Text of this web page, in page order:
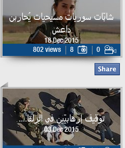
شابّات سوريات مسيحيات يُحاربن
داعش
18 Dec 2015
802 views
8 0
توقيف إرهابيّين في الزلقا....
03 Dec 2015